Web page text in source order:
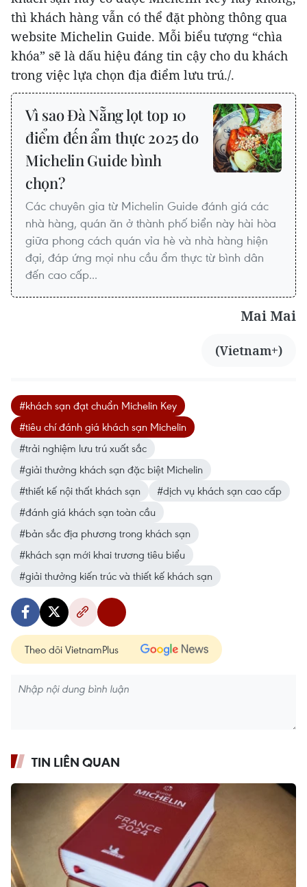
thì khách hàng vẫn có thể đặt phòng thông qua
website Michelin Guide. Mỗi biểu tượng “chìa
khóa” sẽ là dấu hiệu đáng tin cậy cho du khách
trong việc lựa chọn địa điểm lưu trú./.
Vì sao Đà Nẵng lọt top 10
điểm đến ẩm thực 2025 do
Michelin Guide bình
chọn?
Các chuyên gia từ Michelin Guide đánh giá các
nhà hàng, quán ăn ở thành phố biển này hài hòa
giữa phong cách quán vỉa hè và nhà hàng hiện
đại, đáp ứng mọi nhu cầu ẩm thực từ bình dân
đến cao cấp...
Mai Mai
(Vietnam+)
#khách sạn đạt chuẩn Michelin Key
#tiêu chí đánh giá khách sạn Michelin
#trải nghiệm lưu trú xuất sắc
#giải thưởng khách sạn đặc biệt Michelin
#thiết kế nội thất khách sạn
#dịch vụ khách sạn cao cấp
#đánh giá khách sạn toàn cầu
#bản sắc địa phương trong khách sạn
#khách sạn mới khai trương tiêu biểu
#giải thưởng kiến trúc và thiết kế khách sạn
Theo dõi VietnamPlus
TIN LIÊN QUAN